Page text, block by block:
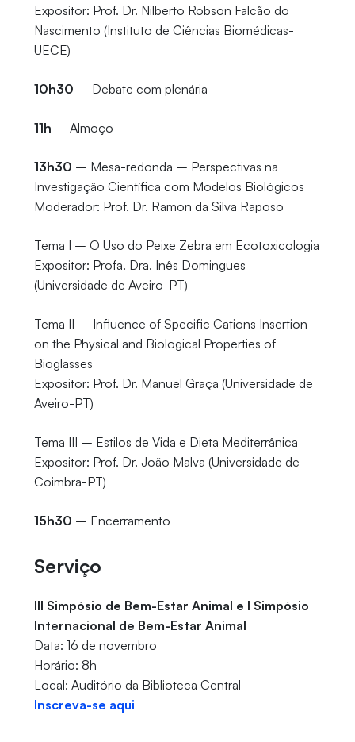
Expositor: Prof. Dr. Nilberto Robson Falcão do
Nascimento (Instituto de Ciências Biomédicas-
UECE)
10h30 – Debate com plenária
11h – Almoço
13h30 – Mesa-redonda – Perspectivas na
Investigação Científica com Modelos Biológicos
Moderador: Prof. Dr. Ramon da Silva Raposo
Tema I – O Uso do Peixe Zebra em Ecotoxicologia
Expositor: Profa. Dra. Inês Domingues
(Universidade de Aveiro-PT)
Tema II – Influence of Specific Cations Insertion
on the Physical and Biological Properties of
Bioglasses
Expositor: Prof. Dr. Manuel Graça (Universidade de
Aveiro-PT)
Tema III – Estilos de Vida e Dieta Mediterrânica
Expositor: Prof. Dr. João Malva (Universidade de
Coimbra-PT)
15h30 – Encerramento
Serviço
III Simpósio de Bem-Estar Animal e I Simpósio
Internacional de Bem-Estar Animal
Data: 16 de novembro
Horário: 8h
Local: Auditório da Biblioteca Central
Inscreva-se aqui